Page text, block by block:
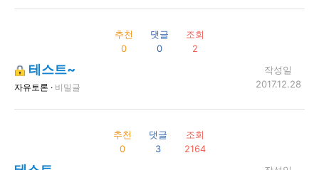
추천
0
댓글
0
조회
2
테스트~
자유토론 · 비밀글
작성일
2017.12.28
추천
0
댓글
3
조회
2164